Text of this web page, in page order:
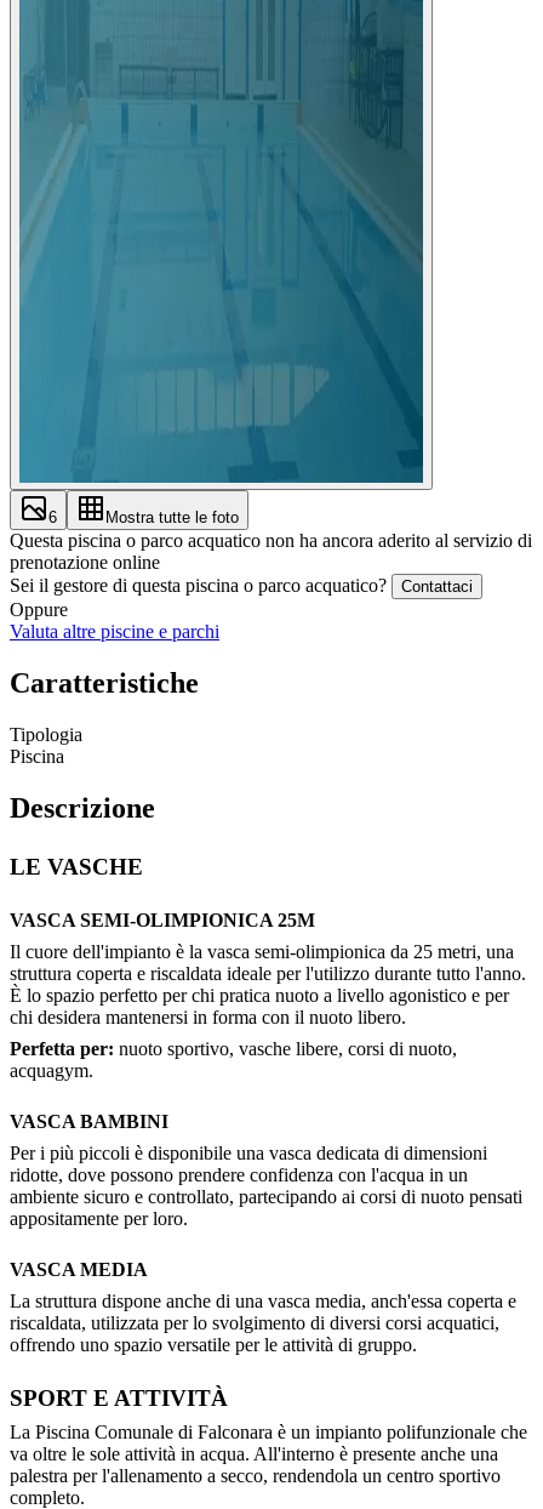
6 Mostra tutte le foto
Questa piscina o parco acquatico non ha ancora aderito al servizio di
prenotazione online
Sei il gestore di questa piscina o parco acquatico?
Contattaci
Oppure
Valuta altre piscine e parchi
Caratteristiche
Tipologia
Piscina
Descrizione
LE VASCHE
VASCA SEMI-OLIMPIONICA 25M
Il cuore dell'impianto è la vasca semi-olimpionica da 25 metri, una
struttura coperta e riscaldata ideale per l'utilizzo durante tutto l'anno.
È lo spazio perfetto per chi pratica nuoto a livello agonistico e per
chi desidera mantenersi in forma con il nuoto libero.
Perfetta per: nuoto sportivo, vasche libere, corsi di nuoto,
acquagym.
VASCA BAMBINI
Per i più piccoli è disponibile una vasca dedicata di dimensioni
ridotte, dove possono prendere confidenza con l'acqua in un
ambiente sicuro e controllato, partecipando ai corsi di nuoto pensati
appositamente per loro.
VASCA MEDIA
La struttura dispone anche di una vasca media, anch'essa coperta e
riscaldata, utilizzata per lo svolgimento di diversi corsi acquatici,
offrendo uno spazio versatile per le attività di gruppo.
SPORT E ATTIVITÀ
La Piscina Comunale di Falconara è un impianto polifunzionale che
va oltre le sole attività in acqua. All'interno è presente anche una
palestra per l'allenamento a secco, rendendola un centro sportivo
completo.